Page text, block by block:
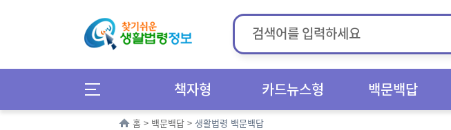
책자형 카드뉴스형 백문백답
홈 > 백문백답 > 생활법령 백문백답